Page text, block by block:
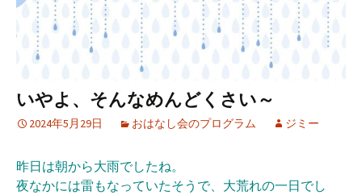
いやよ、そんなめんどくさい～
2024年5月29日 おはなし会のプログラム ジミー
昨日は朝から大雨でしたね。
夜なかには雷もなっていたそうで、大荒れの一日でし